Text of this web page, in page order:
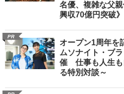
名優、複雑な父
興収70億円突破》
PR
オープン1周年を
ムソナイト・ブ
催 仕事も人生も
る特別対談～